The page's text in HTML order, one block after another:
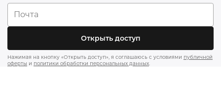
Открыть доступ
Нажимая на кнопку «Открыть доступ», я соглашаюсь с условиями публичной
оферты и политики обработки персональных данных.